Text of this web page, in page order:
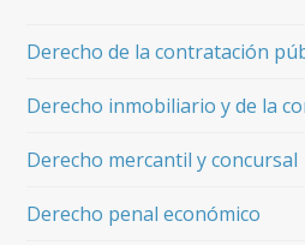
Derecho de la contratación
Derecho inmobiliario y de la
Derecho mercantil y concursal
Derecho penal económico